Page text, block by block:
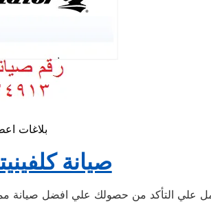
بلاغات
صيانة
علي التأكد من حصولك علي افضل